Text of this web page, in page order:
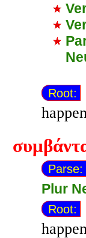
Root:
Parse:
Plur
Root: